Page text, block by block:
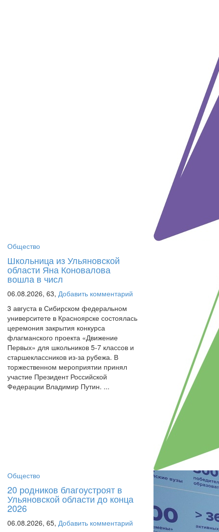
Общество
Школьница из Ульяновской
области Яна Коновалова
вошла в числ
06.08.2026, 63, Добавить комментарий
3 августа в Сибирском федеральном
университете в Красноярске состоялась
церемония закрытия конкурса
флагманского проекта «Движение
Первых» для школьников 5-7 классов и
старшеклассников из-за рубежа. В
торжественном мероприятии принял
участие Президент Российской
Федерации Владимир Путин. ...
Общество
20 родников благоустроят в
Ульяновской области до конца
2026
06.08.2026, 65, Добавить комментарий